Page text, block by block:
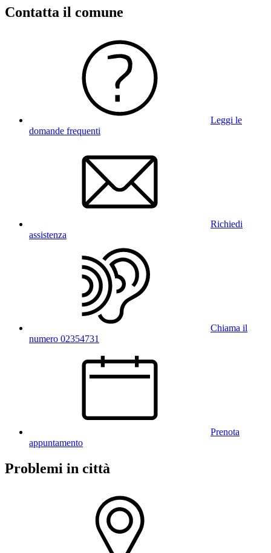
Contatta il comune
Leggi le
domande frequenti
Richiedi
assistenza
Chiama il
numero 02354731
Prenota
appuntamento
Problemi in città